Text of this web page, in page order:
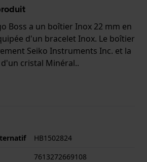
Boss a un boîtier Inox 22 mm en
d'un bracelet Inox. Le boîtier
Seiko Instruments Inc. et la
cristal Minéral..
Cela signifie que la montre est
HB1502824
7613272669108